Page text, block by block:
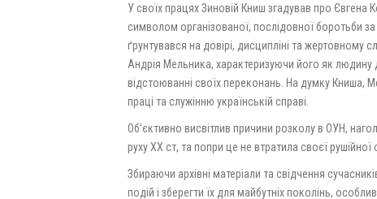
У своїх працях Зиновій Книш згадував про
символом організованої, послідовної боротьби
ґрунтувався на довірі, дисципліні та жертовному
Андрія Мельника, характеризуючи його як людину
відстоюванні своїх переконань. На думку Книша,
праці та служінню українській справі.
Об’єктивно висвітлив причини розколу в ОУН,
руху ХХ ст, та попри це не втратила своєї рушійної
Збираючи архівні матеріали та свідчення
подій і зберегти їх для майбутніх поколінь,